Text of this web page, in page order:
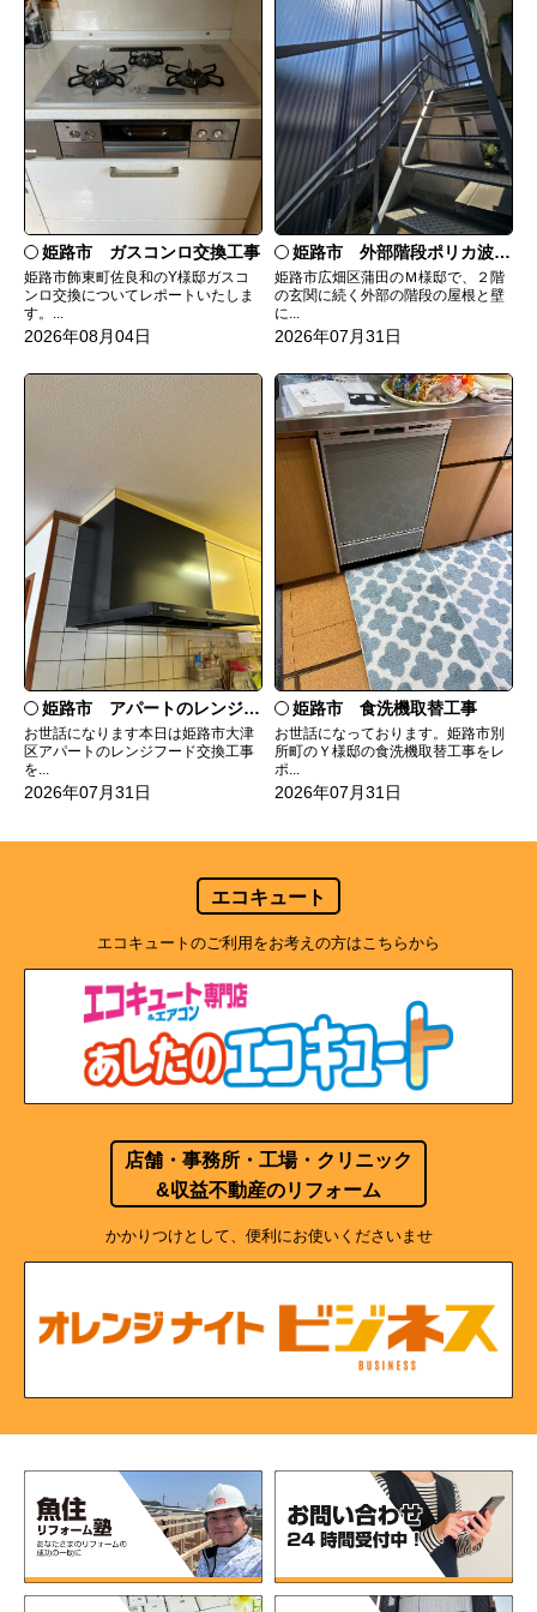
姫路市 ガスコンロ交換工事
姫路市飾東町佐良和のY様邸ガスコ
ンロ交換についてレポートいたしま
す。...
2026年08月04日
姫路市 外部階段ポリカ波板張替工事
姫路市広畑区蒲田のＭ様邸で、２階
の玄関に続く外部の階段の屋根と壁
に...
2026年07月31日
姫路市 アパートのレンジフード交換
お世話になります本日は姫路市大津
区アパートのレンジフード交換工事
を...
2026年07月31日
姫路市 食洗機取替工事
お世話になっております。姫路市別
所町のＹ様邸の食洗機取替工事をレ
ポ...
2026年07月31日
エコキュート
エコキュートのご利用をお考えの方はこちらから
店舗・事務所・工場・クリニック
&収益不動産のリフォーム
かかりつけとして、便利にお使いくださいませ